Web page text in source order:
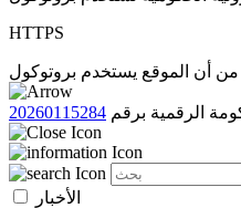
HTTPS
الرقمية برقم
الأخبار